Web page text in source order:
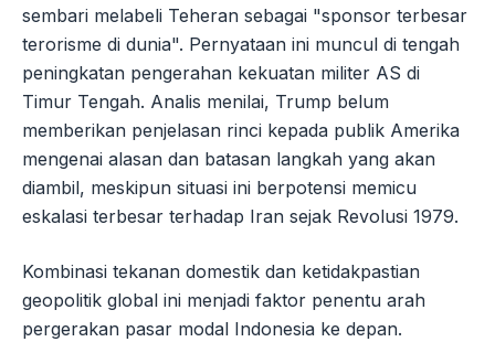
sembari melabeli Teheran sebagai "sponsor terbesar
terorisme di dunia". Pernyataan ini muncul di tengah
peningkatan pengerahan kekuatan militer AS di
Timur Tengah. Analis menilai, Trump belum
memberikan penjelasan rinci kepada publik Amerika
mengenai alasan dan batasan langkah yang akan
diambil, meskipun situasi ini berpotensi memicu
eskalasi terbesar terhadap Iran sejak Revolusi 1979.
Kombinasi tekanan domestik dan ketidakpastian
geopolitik global ini menjadi faktor penentu arah
pergerakan pasar modal Indonesia ke depan.